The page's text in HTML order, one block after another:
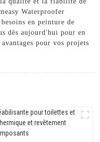
Waterproofer
en peinture de
dès aujourd'hui pour en
pour vos projets